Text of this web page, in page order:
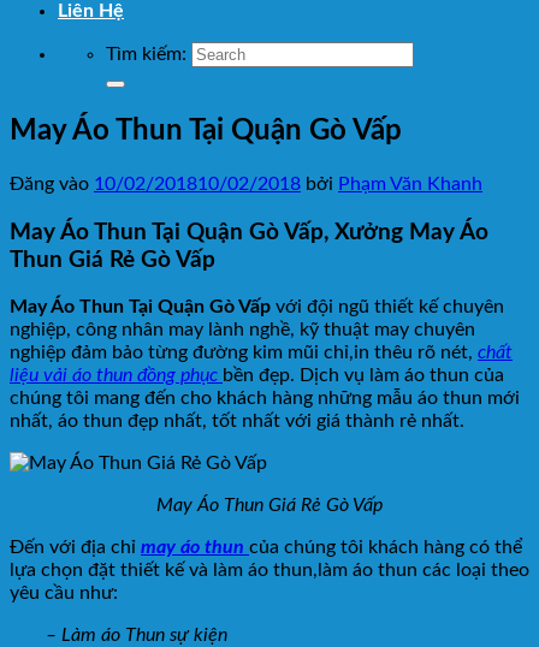
Liên Hệ
Tìm kiếm:
May Áo Thun Tại Quận Gò Vấp
Đăng vào 10/02/201810/02/2018 bởi Phạm Văn Khanh
May Áo Thun Tại Quận Gò Vấp, Xưởng May Áo
Thun Giá Rẻ Gò Vấp
May Áo Thun Tại Quận Gò Vấp với đội ngũ thiết kế chuyên
nghiệp, công nhân may lành nghề, kỹ thuật may chuyên
nghiệp đảm bảo từng đường kim mũi chỉ,in thêu rõ nét, chất
liệu vải áo thun đồng phục bền đẹp. Dịch vụ làm áo thun của
chúng tôi mang đến cho khách hàng những mẫu áo thun mới
nhất, áo thun đẹp nhất, tốt nhất với giá thành rẻ nhất.
May Áo Thun Giá Rẻ Gò Vấp
Đến với địa chỉ may áo thun của chúng tôi khách hàng có thể
lựa chọn đặt thiết kế và làm áo thun,làm áo thun các loại theo
yêu cầu như:
– Làm áo Thun sự kiện